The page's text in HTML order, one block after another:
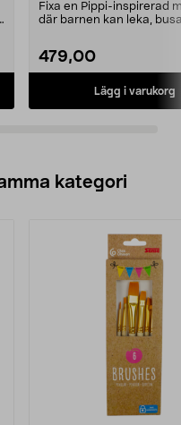
Fixa en Pippi-inspirerad
där barnen kan leka,
479,00
Lägg i varukorg
kategori